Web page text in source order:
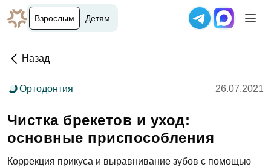
Взрослым Детям
Назад
Ортодонтия 26.07.2021
Чистка брекетов и уход:
основные приспособления
Коррекция прикуса и выравнивание зубов с помощью